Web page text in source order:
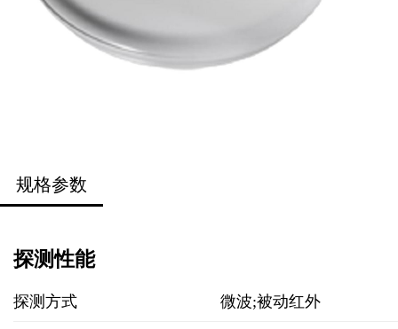
规格参数
探测性能
探测方式 微波;被动红外